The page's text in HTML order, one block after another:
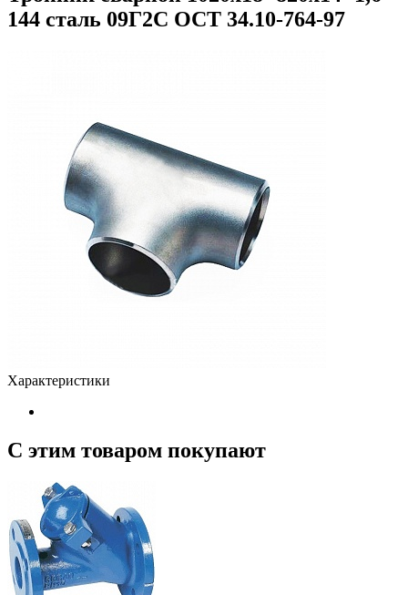
144 сталь 09Г2С ОСТ 34.10-764-97
Характеристики
С этим товаром покупают